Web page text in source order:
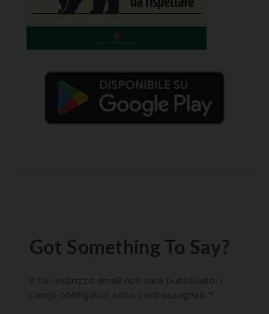
Got Something To Say?
Il tuo indirizzo email non sarà pubblicato.
campi obbligatori sono contrassegnati *